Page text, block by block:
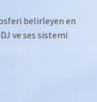
belirleyen en
ve ses sistemi